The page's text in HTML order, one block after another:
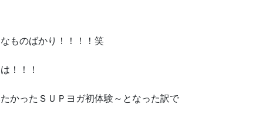
ものばかり！！！！笑
！！！
かったＳＵＰヨガ初体験～となった訳で